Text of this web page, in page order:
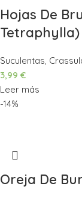
Hojas De
Tetraphylla)
Suculentas,
3,99 €
Leer más
-14%
Oreja De